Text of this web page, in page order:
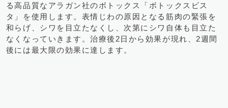
る高品質なアラガン社のボトックス「ボトックスビス
タ」を使用します。表情じわの原因となる筋肉の緊張を
和らげ、シワを目立たなくし、次第にシワ自体も目立た
なくなっていきます。治療後2日から効果が現れ、2週間
後には最大限の効果に達します。